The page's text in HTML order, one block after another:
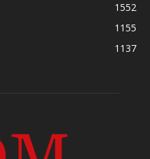
1552
1155
1137